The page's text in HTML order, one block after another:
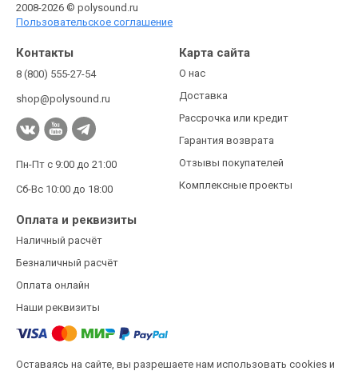
2008-2026 © polysound.ru
Пользовательское соглашение
Контакты
8 (800) 555-27-54
shop@polysound.ru
Пн-Пт с 9:00 до 21:00
Сб-Вс 10:00 до 18:00
Карта сайта
О нас
Доставка
Рассрочка или кредит
Гарантия возврата
Отзывы покупателей
Комплексные проекты
Оплата и реквизиты
Наличный расчёт
Безналичный расчёт
Оплата онлайн
Наши реквизиты
Оставаясь на сайте, вы разрешаете нам использовать cookies и